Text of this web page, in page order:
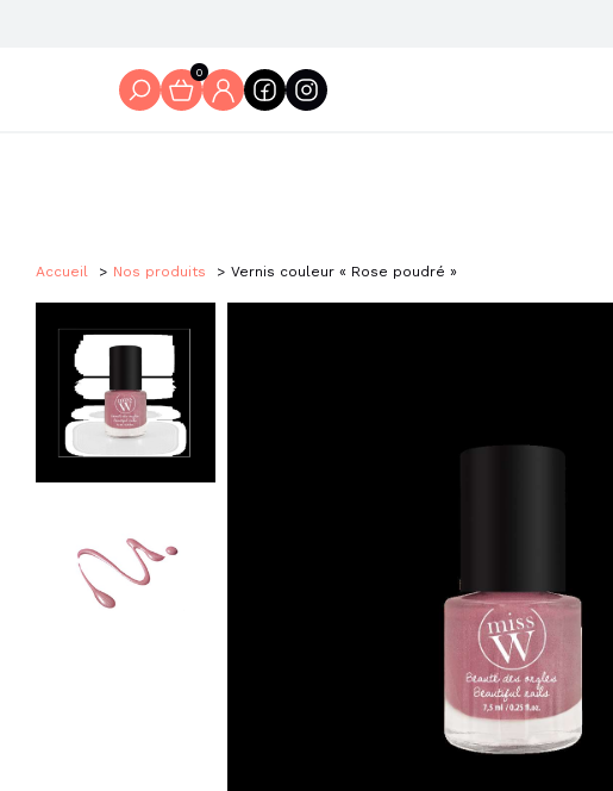
0
Accueil Nos produits Vernis couleur « Rose poudré »